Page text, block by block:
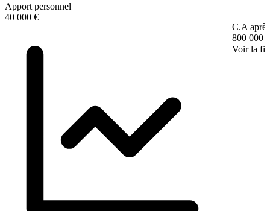
Apport personnel
40 000 €
C.A
800 000 €
Voir la